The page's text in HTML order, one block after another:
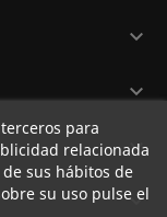
keyboard_arrow_down
keyboard_arrow_down
keyboard_arrow_down
keyboard_arrow_down
para
relacionada
sus hábitos de
su uso pulse el